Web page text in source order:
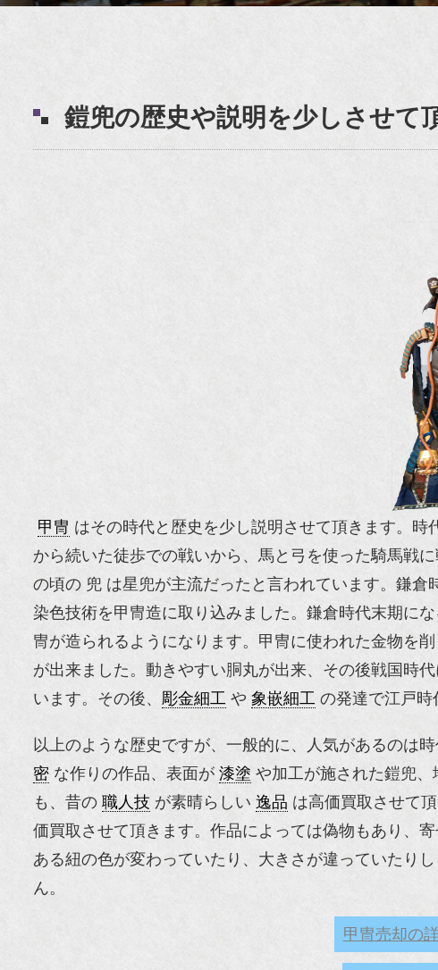
鎧兜の歴史や説明を少しさせて
甲冑 はその時代と歴史を少し説明させて頂きます。時
から続いた徒歩での戦いから、馬と弓を使った騎馬戦
の頃の 兜 は星兜が主流だったと言われています。鎌
染色技術を甲冑造に取り込みました。鎌倉時代末期に
冑が造られるようになります。甲冑に使われた金物を
が出来ました。動きやすい胴丸が出来、その後戦国時
います。その後、 彫金細工 や 象嵌細工 の発達で江戸時
以上のような歴史ですが、一般的に、人気があるのは
密 な作りの作品、表面が 漆塗 や加工が施された鎧兜
も、昔の 職人技 が素晴らしい 逸品 は高価買取させて
価買取させて頂きます。作品によっては偽物もあり、
ある紐の色が変わっていたり、大きさが違っていたり
ん。
甲冑売却の